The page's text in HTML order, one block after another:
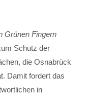
Grünen Fingern
Schutz der
die Osnabrück
Damit fordert das
in